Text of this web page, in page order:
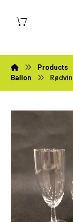
Products
Ballon